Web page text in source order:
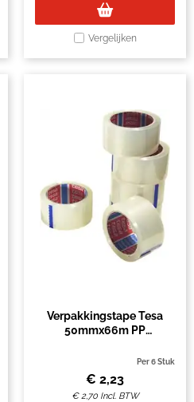
Vergelijken
Verpakkingstape Tesa
50mmx66m PP
Per 6 Stuk
€ 2,23
€2,70 Incl. BTW